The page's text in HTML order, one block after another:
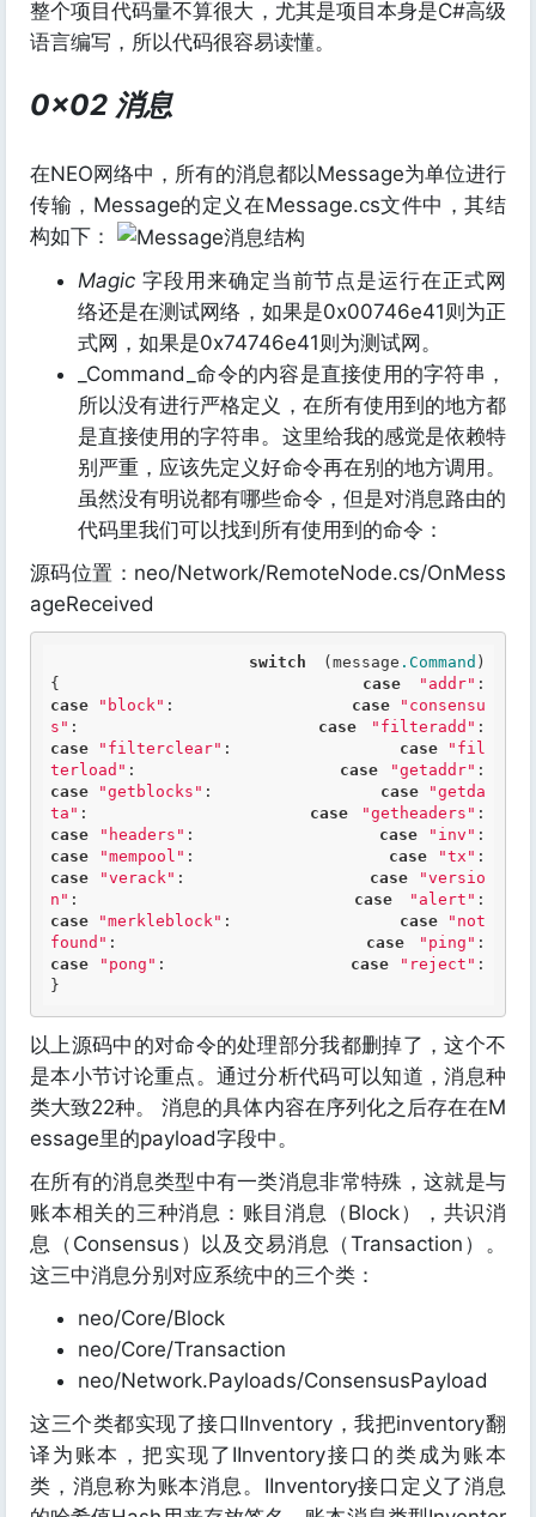
整个项目代码量不算很大，尤其是项目本身是C#高级
语言编写，所以代码很容易读懂。
0x02 消息
在NEO网络中，所有的消息都以Message为单位进行
传输，Message的定义在Message.cs文件中，其结
构如下：
Magic 字段用来确定当前节点是运行在正式网
络还是在测试网络，如果是0x00746e41则为正
式网，如果是0x74746e41则为测试网。
_Command_命令的内容是直接使用的字符串，
所以没有进行严格定义，在所有使用到的地方都
是直接使用的字符串。这里给我的感觉是依赖特
别严重，应该先定义好命令再在别的地方调用。
虽然没有明说都有哪些命令，但是对消息路由的
代码里我们可以找到所有使用到的命令：
源码位置：neo/Network/RemoteNode.cs/OnMess
ageReceived
switch (message .Command )
{ case "addr"
case
"block" : case
"consensu
s" : case "filteradd"
case
"filterclear" : case
"fil
terload" : case "getaddr"
case
"getblocks" : case
"getda
ta" : case "getheaders"
case
"headers" : case "inv"
case
"mempool" : case "tx"
case
"verack" : case
"versio
n" : case "alert"
case
"merkleblock" : case
"not
found" : case "ping"
case
"pong" : case "reject" :
}
以上源码中的对命令的处理部分我都删掉了，这个不
是本小节讨论重点。通过分析代码可以知道，消息种
类大致22种。 消息的具体内容在序列化之后存在在M
essage里的payload字段中。
在所有的消息类型中有一类消息非常特殊，这就是与
账本相关的三种消息：账目消息（Block），共识消
息（Consensus）以及交易消息（Transaction）。
这三中消息分别对应系统中的三个类：
neo/Core/Block
neo/Core/Transaction
neo/Network.Payloads/ConsensusPayload
这三个类都实现了接口IInventory，我把inventory翻
译为账本，把实现了IInventory接口的类成为账本
类，消息称为账本消息。IInventory接口定义了消息